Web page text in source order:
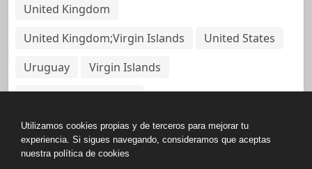
United Kingdom
United Kingdom;Virgin Islands
United States
Uruguay
Virgin Islands
Virgin Islands, British
Utilizamos cookies propias y de terceros para mejorar tu
experiencia. Si sigues navegando, consideramos que aceptas
nuestra política de cookies